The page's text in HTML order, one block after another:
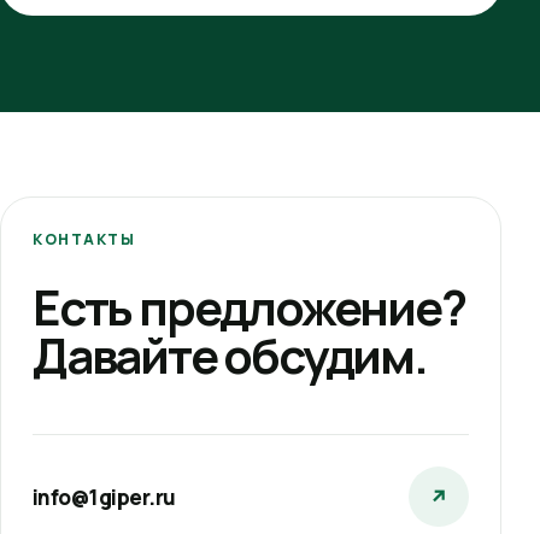
КОНТАКТЫ
Есть предложение?
Давайте обсудим.
info@1giper.ru ↗